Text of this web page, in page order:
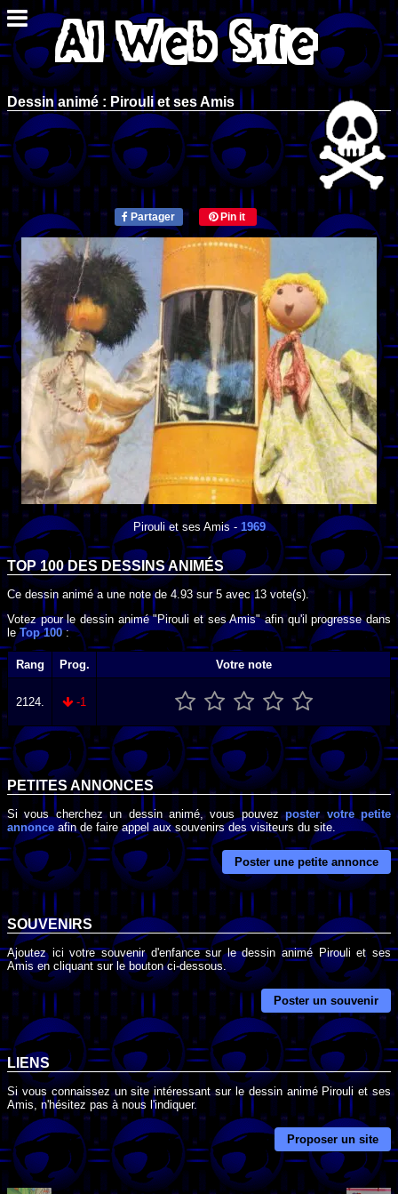
Dessin animé : Pirouli et ses Amis
Partager Pin it
Pirouli et ses Amis - 1969
TOP 100 DES DESSINS ANIMÉS
Ce dessin animé a une note de 4.93sur5 avec13 vote(s).
Votez pour le dessin animé "Pirouli et ses Amis" afin qu'il progresse dans
leTop 100:
Rang Prog. Votre note
2124. -1
PETITES ANNONCES
Si vous cherchez un dessin animé, vous pouvezposter votre petite
annonce afin de faire appel aux souvenirs des visiteurs du site.
Poster une petite annonce
SOUVENIRS
Ajoutez ici votre souvenir d'enfance sur le dessin animé Pirouli et ses
Amis en cliquant sur le bouton ci-dessous.
Poster un souvenir
LIENS
Si vous connaissez un site intéressant sur le dessin animé Pirouli et ses
Amis, n'hésitez pas à nous l'indiquer.
Proposer un site